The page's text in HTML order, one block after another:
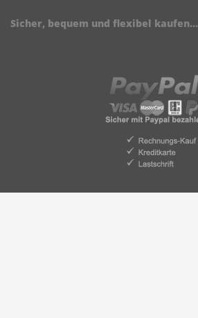
Sicher, bequem und flexibel kaufen...